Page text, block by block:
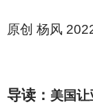
原创 杨风
导读： 美国